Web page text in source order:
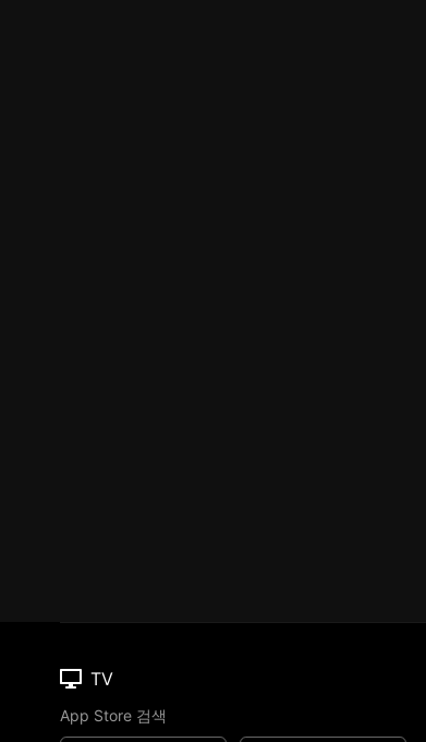
TV
App Store 검색